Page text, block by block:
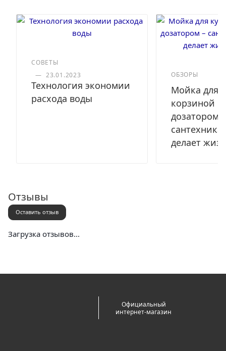
СОВЕТЫ
— 23.01.2023
Технология экономии
расхода воды
ОБЗОРЫ
Мойка для
корзиной и
дозатором –
делает
Отзывы
Оставить отзыв
Загрузка отзывов...
Официальный
интернет-магазин